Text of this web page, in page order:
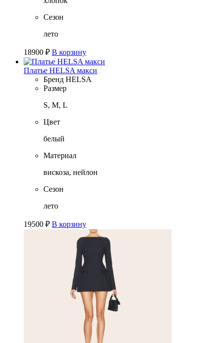
Сезон
лето
18900 ₽ В корзину
Платье HELSA макси
Бренд HELSA
Размер
S, M, L
Цвет
белый
Материал
вискоза, нейлон
Сезон
лето
19500 ₽ В корзину